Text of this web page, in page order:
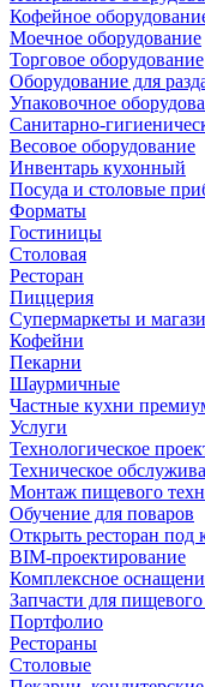
Кофейное
Моечное оборудование
Торговое оборудование
Оборудование для
Упаковочное
Санитарно-
Весовое оборудование
Инвентарь кухонный
Посуда и столовые
Форматы
Гостиницы
Столовая
Ресторан
Пиццерия
Супермаркеты и
Кофейни
Пекарни
Шаурмичные
Частные кухни
Услуги
Технологическое
Техническое
Монтаж пищевого
Обучение для поваров
Открыть ресторан под
BIM-проектирование
Комплексное
Запчасти для
Портфолио
Рестораны
Столовые